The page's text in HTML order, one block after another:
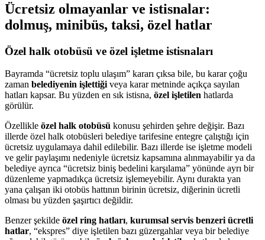
Ücretsiz olmayanlar ve istisnalar:
dolmuş, minibüs, taksi, özel hatlar
Özel halk otobüsü ve özel işletme istisnaları
Bayramda “ücretsiz toplu ulaşım” kararı çıksa bile, bu karar çoğu
zaman belediyenin işlettiği veya karar metninde açıkça sayılan
hatları kapsar. Bu yüzden en sık istisna, özel işletilen hatlarda
görülür.
Özellikle özel halk otobüsü konusu şehirden şehre değişir. Bazı
illerde özel halk otobüsleri belediye tarifesine entegre çalıştığı için
ücretsiz uygulamaya dahil edilebilir. Bazı illerde ise işletme modeli
ve gelir paylaşımı nedeniyle ücretsiz kapsamına alınmayabilir ya da
belediye ayrıca “ücretsiz biniş bedelini karşılama” yönünde ayrı bir
düzenleme yapmadıkça ücretsiz işlemeyebilir. Aynı durakta yan
yana çalışan iki otobüs hattının birinin ücretsiz, diğerinin ücretli
olması bu yüzden şaşırtıcı değildir.
Benzer şekilde özel ring hatları, kurumsal servis benzeri ücretli
hatlar, “ekspres” diye işletilen bazı güzergahlar veya bir belediye